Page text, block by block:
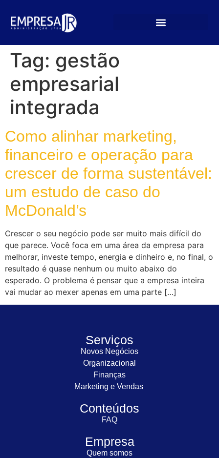
Tag: gestão
empresarial
integrada
Como alinhar marketing,
financeiro e operação para
crescer de forma sustentável:
um estudo de caso do
McDonald’s
Crescer o seu negócio pode ser muito mais difícil do
que parece. Você foca em uma área da empresa para
melhorar, investe tempo, energia e dinheiro e, no final, o
resultado é quase nenhum ou muito abaixo do
esperado. O problema é pensar que a empresa inteira
vai mudar ao mexer apenas em uma parte […]
Serviços
Novos Negócios
Organizacional
Finanças
Marketing e Vendas
Conteúdos
FAQ
Empresa
Quem somos